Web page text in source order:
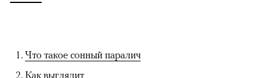
Что такое сонный паралич
Как выглядит